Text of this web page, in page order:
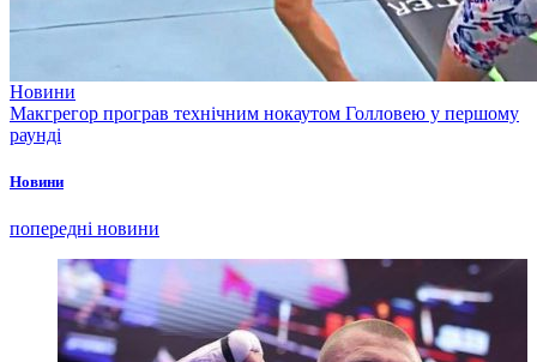
Новини
Макгрегор програв технічним нокаутом Голловею у першому
раунді
Новини
попередні новини